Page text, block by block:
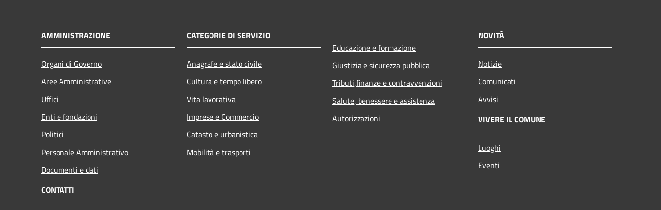
AMMINISTRAZIONE
Organi di Governo
Aree Amministrative
Uffici
Enti e fondazioni
Politici
Personale Amministrativo
Documenti e dati
CATEGORIE DI SERVIZIO
Anagrafe e stato civile
Cultura e tempo libero
Vita lavorativa
Imprese e Commercio
Catasto e urbanistica
Mobilità e trasporti
Educazione e formazione
Giustizia e sicurezza pubblica
Tributi,finanze e contravvenzioni
Salute, benessere e assistenza
Autorizzazioni
NOVITÀ
Notizie
Comunicati
Avvisi
VIVERE IL COMUNE
Luoghi
Eventi
CONTATTI